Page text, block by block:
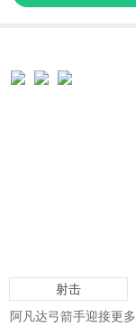
射击
阿凡达弓箭手迎接更